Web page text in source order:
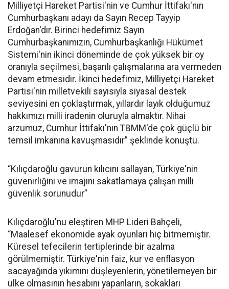
Milliyetçi Hareket Partisi'nin ve Cumhur İttifakı'nın
Cumhurbaşkanı adayı da Sayın Recep Tayyip
Erdoğan'dır. Birinci hedefimiz Sayın
Cumhurbaşkanımızın, Cumhurbaşkanlığı Hükümet
Sistemi'nin ikinci döneminde de çok yüksek bir oy
oranıyla seçilmesi, başarılı çalışmalarına ara vermeden
devam etmesidir. İkinci hedefimiz, Milliyetçi Hareket
Partisi'nin milletvekili sayısıyla siyasal destek
seviyesini en çoklaştırmak, yıllardır layık olduğumuz
hakkımızı milli iradenin oluruyla almaktır. Nihai
arzumuz, Cumhur İttifakı'nın TBMM'de çok güçlü bir
temsil imkanına kavuşmasıdır” şeklinde konuştu.
“Kılıçdaroğlu gavurun kılıcını sallayan, Türkiye'nin
güvenirliğini ve imajını sakatlamaya çalışan milli
güvenlik sorunudur”
Kılıçdaroğlu'nu eleştiren MHP Lideri Bahçeli,
“Maalesef ekonomide ayak oyunları hiç bitmemiştir.
Küresel tefecilerin tertiplerinde bir azalma
görülmemiştir. Türkiye'nin faiz, kur ve enflasyon
sacayağında yıkımını düşleyenlerin, yönetilemeyen bir
ülke olmasının hesabını yapanların, sokakları